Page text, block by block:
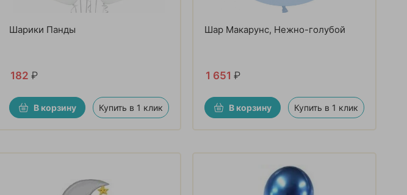
Шарики Панды
182 ₽
В корзину Купить в 1 клик
Шар Макарунс, Нежно-голубой
1 651 ₽
В корзину Купить в 1 клик